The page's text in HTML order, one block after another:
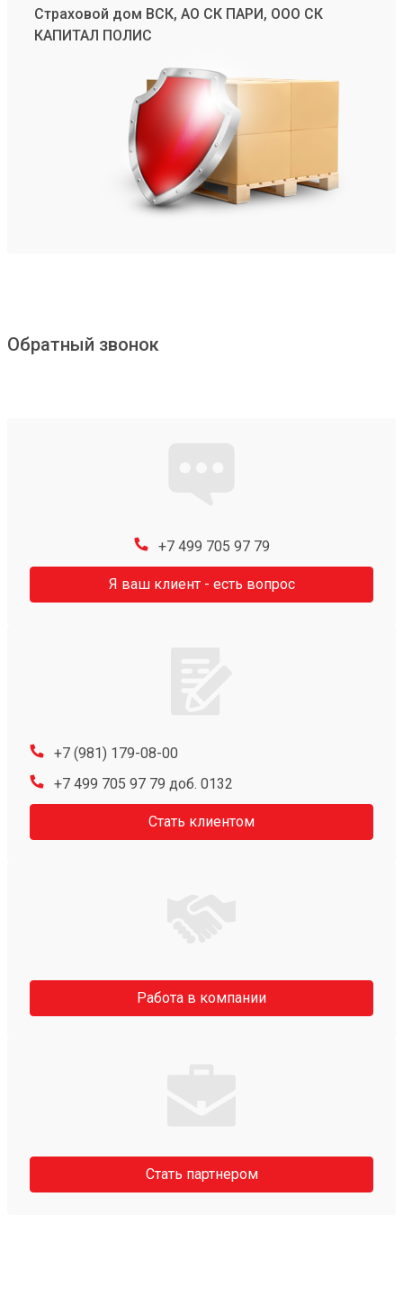
Страховой дом ВСК, АО СК ПАРИ, ООО СК
КАПИТАЛ ПОЛИС
Обратный звонок
+7 499 705 97 79
Я ваш клиент - есть вопрос
+7 (981) 179-08-00
+7 499 705 97 79 доб. 0132
Стать клиентом
Работа в компании
Стать партнером